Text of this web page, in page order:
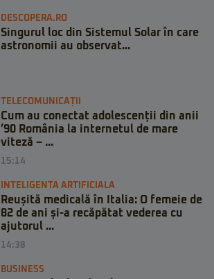
DESCOPERA.RO
Singurul loc din Sistemul Solar în care
astronomii au observat...
TELECOMUNICAȚII
Cum au conectat adolescenții din anii
’90 România la internetul de mare
viteză – ...
15:14
INTELIGENTA ARTIFICIALA
Reușită medicală în Italia: O femeie de
82 de ani și-a recăpătat vederea cu
ajutorul ...
14:38
BUSINESS